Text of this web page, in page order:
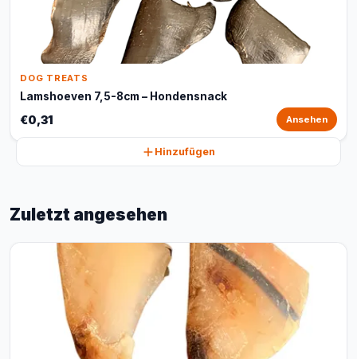
DOG TREATS
Lamshoeven 7,5-8cm – Hondensnack
€0,31 Ansehen
Hinzufügen
Zuletzt angesehen